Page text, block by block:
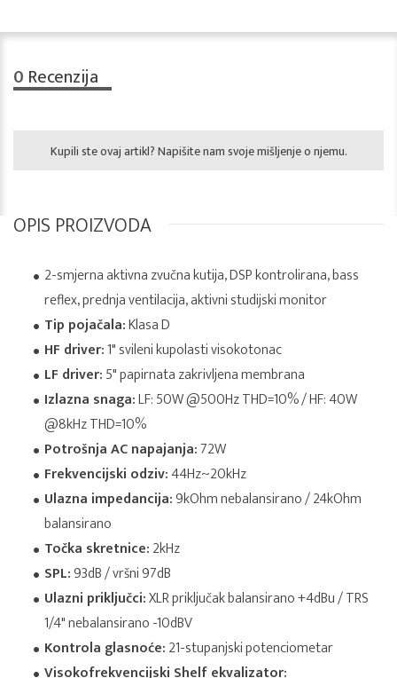
0 Recenzija
Kupili ste ovaj artikl? Napišite nam svoje mišljenje o njemu.
OPIS PROIZVODA
2-smjerna aktivna zvučna kutija, DSP kontrolirana, bass
reflex, prednja ventilacija, aktivni studijski monitor
Tip pojačala:Klasa D
HF driver:1" svileni kupolasti visokotonac
LF driver:5" papirnata zakrivljena membrana
Izlazna snaga:LF: 50W @500Hz THD=10% / HF: 40W
@8kHz THD=10%
Potrošnja AC napajanja:72W
Frekvencijski odziv:44Hz~20kHz
Ulazna impedancija:9kOhm nebalansirano / 24kOhm
balansirano
Točka skretnice:2kHz
SPL:93dB / vršni 97dB
Ulazni priključci:XLR priključak balansirano +4dBu / TRS
1/4" nebalansirano -10dBV
Kontrola glasnoće:21-stupanjski potenciometar
Visokofrekvencijski Shelf ekvalizator: